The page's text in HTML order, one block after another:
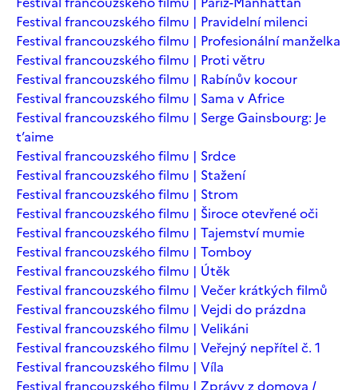
Festival francouzského filmu | Pravidelní milenci
Festival francouzského filmu | Profesionální manželka
Festival francouzského filmu | Proti větru
Festival francouzského filmu | Rabínův kocour
Festival francouzského filmu | Sama v Africe
Festival francouzského filmu | Serge Gainsbourg: Je
t’aime
Festival francouzského filmu | Srdce
Festival francouzského filmu | Stažení
Festival francouzského filmu | Strom
Festival francouzského filmu | Široce otevřené oči
Festival francouzského filmu | Tajemství mumie
Festival francouzského filmu | Tomboy
Festival francouzského filmu | Útěk
Festival francouzského filmu | Večer krátkých filmů
Festival francouzského filmu | Vejdi do prázdna
Festival francouzského filmu | Velikáni
Festival francouzského filmu | Veřejný nepřítel č. 1
Festival francouzského filmu | Víla
Festival francouzského filmu | Zprávy z domova /